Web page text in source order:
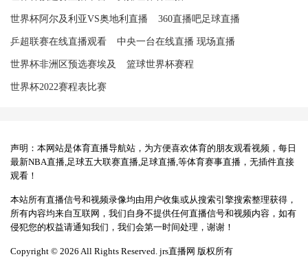
世界杯阿尔及利亚VS奥地利直播 360直播吧足球直播
乒超联赛在线直播观看 中央一台在线直播 现场直播
世界杯非洲区预选赛埃及 篮球世界杯赛程
世界杯2022赛程表比赛
声明：本网站是体育直播导航站，为方便喜欢体育的朋友观看视频，每日
最新NBA直播,足球五大联赛直播,足球直播,等体育赛事直播，无插件直接
观看！
本站所有直播信号和视频录像均由用户收集或从搜索引擎搜索整理获得，
所有内容均来自互联网，我们自身不提供任何直播信号和视频内容，如有
侵犯您的权益请通知我们，我们会第一时间处理，谢谢！
Copyright © 2026 All Rights Reserved. jrs直播网 版权所有